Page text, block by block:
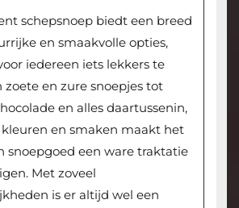
schepsnoep biedt een breed
en smaakvolle opties,
iedereen iets lekkers te
zoete en zure snoepjes tot
en alles daartussenin,
en smaken maakt het
snoepgoed een ware traktatie
Met zoveel
is er altijd wel een